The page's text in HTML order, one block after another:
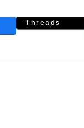
Threads